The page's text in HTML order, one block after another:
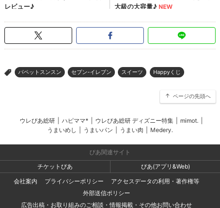
> パペットスンスン セブン-イレブン スイーツ Happyくじ
ページの先頭へ
ウレぴあ総研 ハピママ* ウレぴあ総研 ディズニー特集 mimot.
うまいめし
うまいパン うまい肉 Medery.
ぴあ関連サイト
チケットぴあ
ぴあ(アプリ&Web)
会社案内
プライバシーポリシー
アクセスデータの利用・著作権等
外部送信ポリシー
広告出稿・お取り組みのご相談・情報掲載・その他お問い合わせ